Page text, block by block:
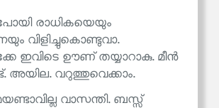
രാധികയെയും
വിളിച്ചുകൊണ്ടുവാ.
ഇവിടെ ഊണ് തയ്യാറാകു. മീൻ
അയില. വറുത്തുവെക്കാം.
വാസന്തി. ബസ്സ്